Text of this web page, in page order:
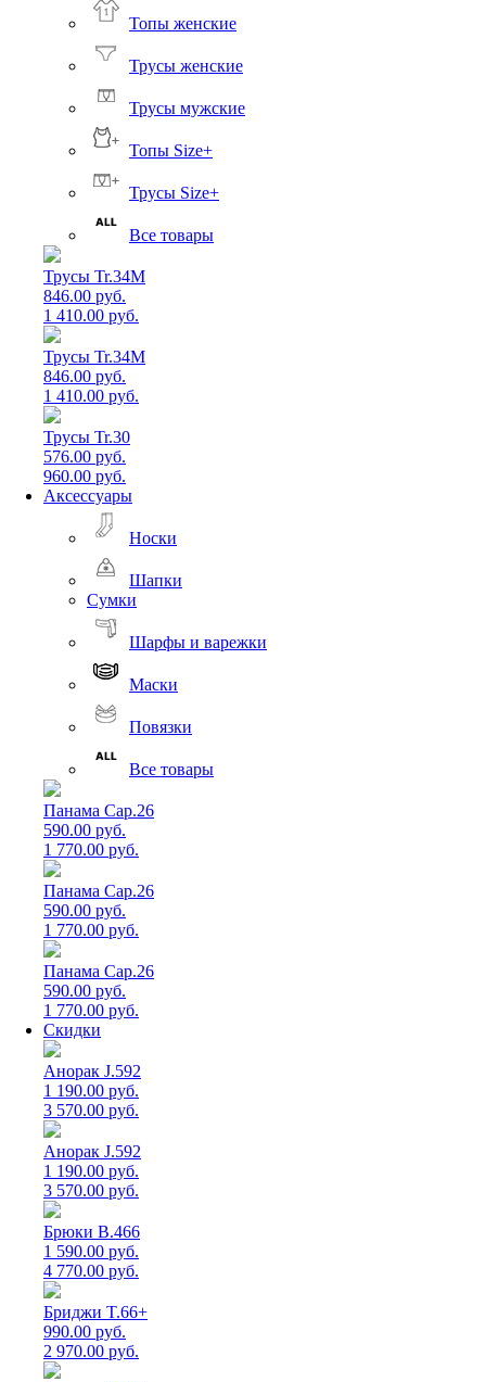
Топы женские
Трусы женские
Трусы мужские
Топы Size+
Трусы Size+
Все товары
Трусы Tr.34M
846.00 руб.
1 410.00 руб.
Трусы Tr.34M
846.00 руб.
1 410.00 руб.
Трусы Tr.30
576.00 руб.
960.00 руб.
Аксессуары
Носки
Шапки
Сумки
Шарфы и варежки
Маски
Повязки
Все товары
Панама Cap.26
590.00 руб.
1 770.00 руб.
Панама Cap.26
590.00 руб.
1 770.00 руб.
Панама Cap.26
590.00 руб.
1 770.00 руб.
Скидки
Анорак J.592
1 190.00 руб.
3 570.00 руб.
Анорак J.592
1 190.00 руб.
3 570.00 руб.
Брюки B.466
1 590.00 руб.
4 770.00 руб.
Бриджи T.66+
990.00 руб.
2 970.00 руб.